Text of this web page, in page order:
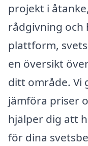
projekt i
rådgivning och
plattform,
en översikt
ditt område. Vi
jämföra priser
hjälper dig att
för dina